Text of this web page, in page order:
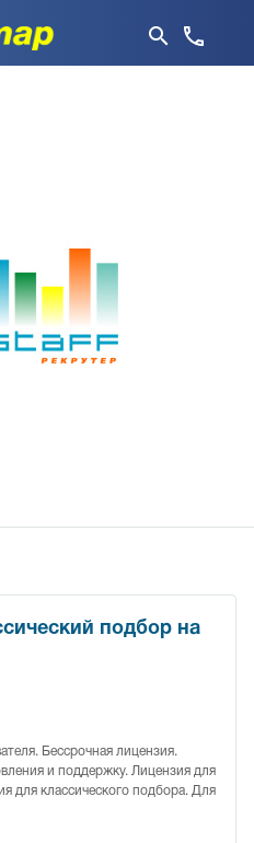
подбор на
Бессрочная лицензия.
и поддержку. Лицензия для
для классического подбора. Для